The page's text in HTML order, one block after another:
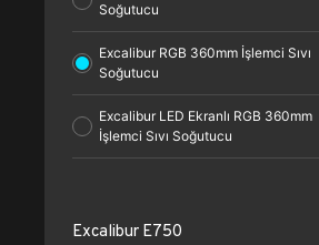
Soğutucu
Excalibur RGB 360mm İşlemci Sıvı
Soğutucu
Excalibur LED Ekranlı RGB 360mm
İşlemci Sıvı Soğutucu
Excalibur E750